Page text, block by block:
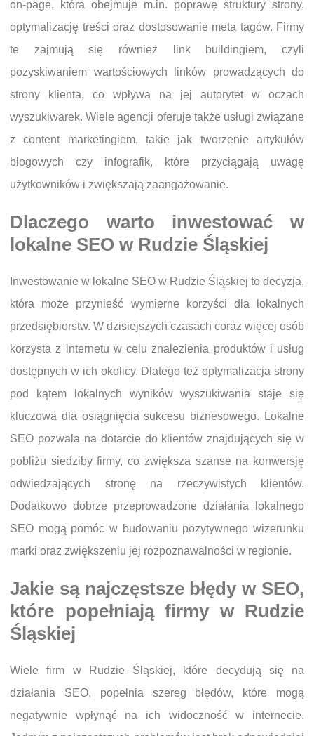
on-page, która obejmuje m.in. poprawę struktury strony,
optymalizację treści oraz dostosowanie meta tagów. Firmy
te zajmują się również link buildingiem, czyli
pozyskiwaniem wartościowych linków prowadzących do
strony klienta, co wpływa na jej autorytet w oczach
wyszukiwarek. Wiele agencji oferuje także usługi związane
z content marketingiem, takie jak tworzenie artykułów
blogowych czy infografik, które przyciągają uwagę
użytkowników i zwiększają zaangażowanie.
Dlaczego warto inwestować w
lokalne SEO w Rudzie Śląskiej
Inwestowanie w lokalne SEO w Rudzie Śląskiej to decyzja,
która może przynieść wymierne korzyści dla lokalnych
przedsiębiorstw. W dzisiejszych czasach coraz więcej osób
korzysta z internetu w celu znalezienia produktów i usług
dostępnych w ich okolicy. Dlatego też optymalizacja strony
pod kątem lokalnych wyników wyszukiwania staje się
kluczowa dla osiągnięcia sukcesu biznesowego. Lokalne
SEO pozwala na dotarcie do klientów znajdujących się w
pobliżu siedziby firmy, co zwiększa szanse na konwersję
odwiedzających stronę na rzeczywistych klientów.
Dodatkowo dobrze przeprowadzone działania lokalnego
SEO mogą pomóc w budowaniu pozytywnego wizerunku
marki oraz zwiększeniu jej rozpoznawalności w regionie.
Jakie są najczęstsze błędy w SEO,
które popełniają firmy w Rudzie
Śląskiej
Wiele firm w Rudzie Śląskiej, które decydują się na
działania SEO, popełnia szereg błędów, które mogą
negatywnie wpłynąć na ich widoczność w internecie.